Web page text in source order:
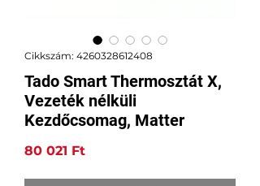
Cikkszám: 4260328612408
Tado Smart Thermosztát X,
Vezeték nélküli
Kezdőcsomag, Matter
80 021 FtÁr